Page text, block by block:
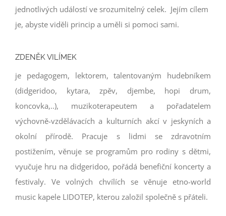
jednotlivých událostí ve srozumitelný celek. Jejím cílem
je, abyste viděli princip a uměli si pomoci sami.
ZDENĚK VILÍMEK
je pedagogem, lektorem, talentovaným hudebníkem
(didgeridoo, kytara, zpěv, djembe, hopi drum,
koncovka,..), muzikoterapeutem a pořadatelem
výchovně-vzdělávacích a kulturních akcí v jeskyních a
okolní přírodě. Pracuje s lidmi se zdravotním
postižením, věnuje se programům pro rodiny s dětmi,
vyučuje hru na didgeridoo, pořádá benefiční koncerty a
festivaly. Ve volných chvílích se věnuje etno-world
music kapele LIDOTEP, kterou založil společně s přáteli.